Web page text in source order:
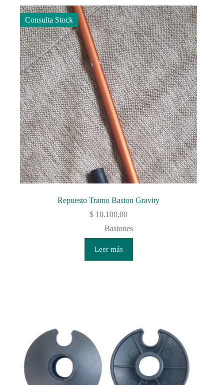
Consulta Stock
Repuesto Tramo Baston Gravity
$ 10.100,00
Bastones
Leer más